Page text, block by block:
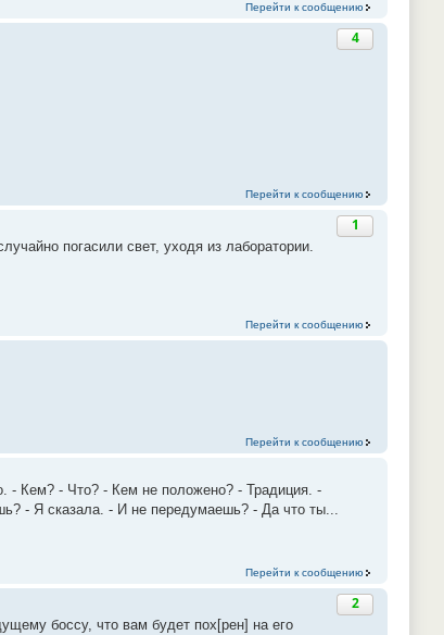
Перейти к сообщению
4
Перейти к сообщению
1
погасили свет, уходя из лаборатории.
Перейти к сообщению
Перейти к сообщению
Кем? - Что? - Кем не положено? - Традиция. -
- Я сказала. - И не передумаешь? - Да что ты...
Перейти к сообщению
2
боссу, что вам будет пох[рен] на его